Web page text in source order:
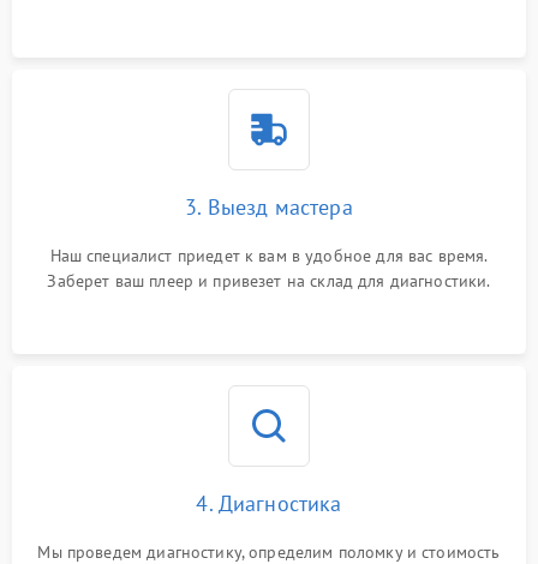
3. Выезд мастера
Наш специалист приедет к вам в удобное для вас время.
Заберет ваш плеер и привезет на склад для диагностики.
4. Диагностика
Мы проведем диагностику, определим поломку и стоимость